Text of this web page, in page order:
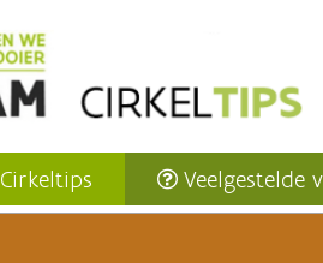
Cirkeltips Veelgestelde